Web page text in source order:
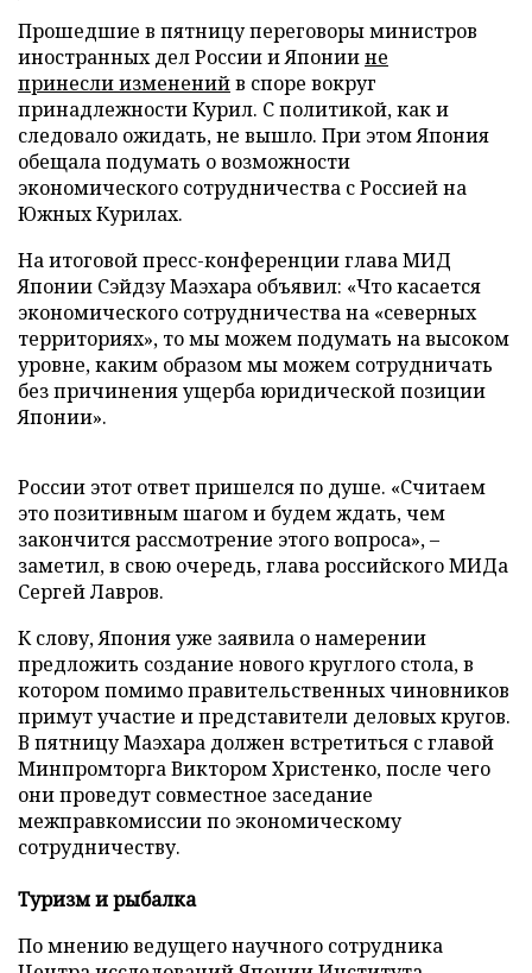
Прошедшие в пятницу переговоры министров
иностранных дел России и Япониине
принесли измененийв споре вокруг
принадлежности Курил. С политикой, как и
следовало ожидать, не вышло. При этом Япония
обещала подумать о возможности
экономического сотрудничества с Россией на
Южных Курилах.
На итоговой пресс-конференции глава МИД
Японии Сэйдзу Маэхара объявил: «Что касается
экономического сотрудничества на «северных
территориях», то мы можем подумать на высоком
уровне, каким образом мы можем сотрудничать
без причинения ущерба юридической позиции
Японии».
России этот ответ пришелся по душе. «Считаем
это позитивным шагом и будем ждать, чем
закончится рассмотрение этого вопроса», –
заметил, в свою очередь, глава российского МИДа
Сергей Лавров.
К слову, Япония уже заявила о намерении
предложить создание нового круглого стола, в
котором помимо правительственных чиновников
примут участие и представители деловых кругов.
В пятницу Маэхара должен встретиться с главой
Минпромторга Виктором Христенко, после чего
они проведут совместное заседание
межправкомиссии по экономическому
сотрудничеству.
Туризм и рыбалка
По мнению ведущего научного сотрудника